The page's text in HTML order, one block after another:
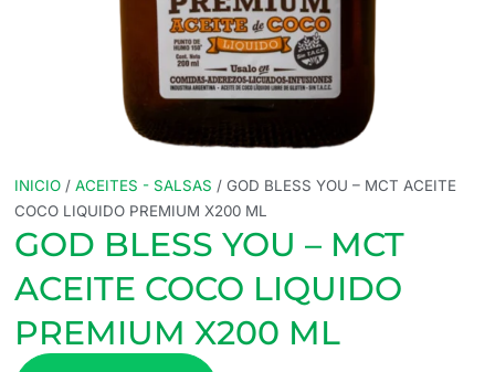
INICIO / ACEITES - SALSAS / GOD BLESS YOU – MCT ACEITE
COCO LIQUIDO PREMIUM X200 ML
GOD BLESS YOU – MCT
ACEITE COCO LIQUIDO
PREMIUM X200 ML